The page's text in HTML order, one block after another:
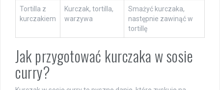
Tortilla z
kurczakiem
Kurczak, tortilla,
warzywa
Smażyć kurczaka,
następnie zawinąć w
tortillę
Jak przygotować kurczaka w sosie
curry?